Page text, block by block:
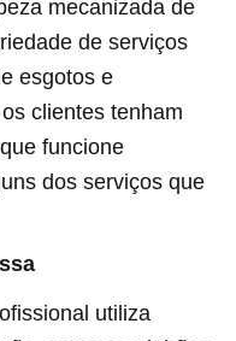
mecanizada de
de serviços
esgotos e
clientes tenham
funcione
dos serviços que
utiliza